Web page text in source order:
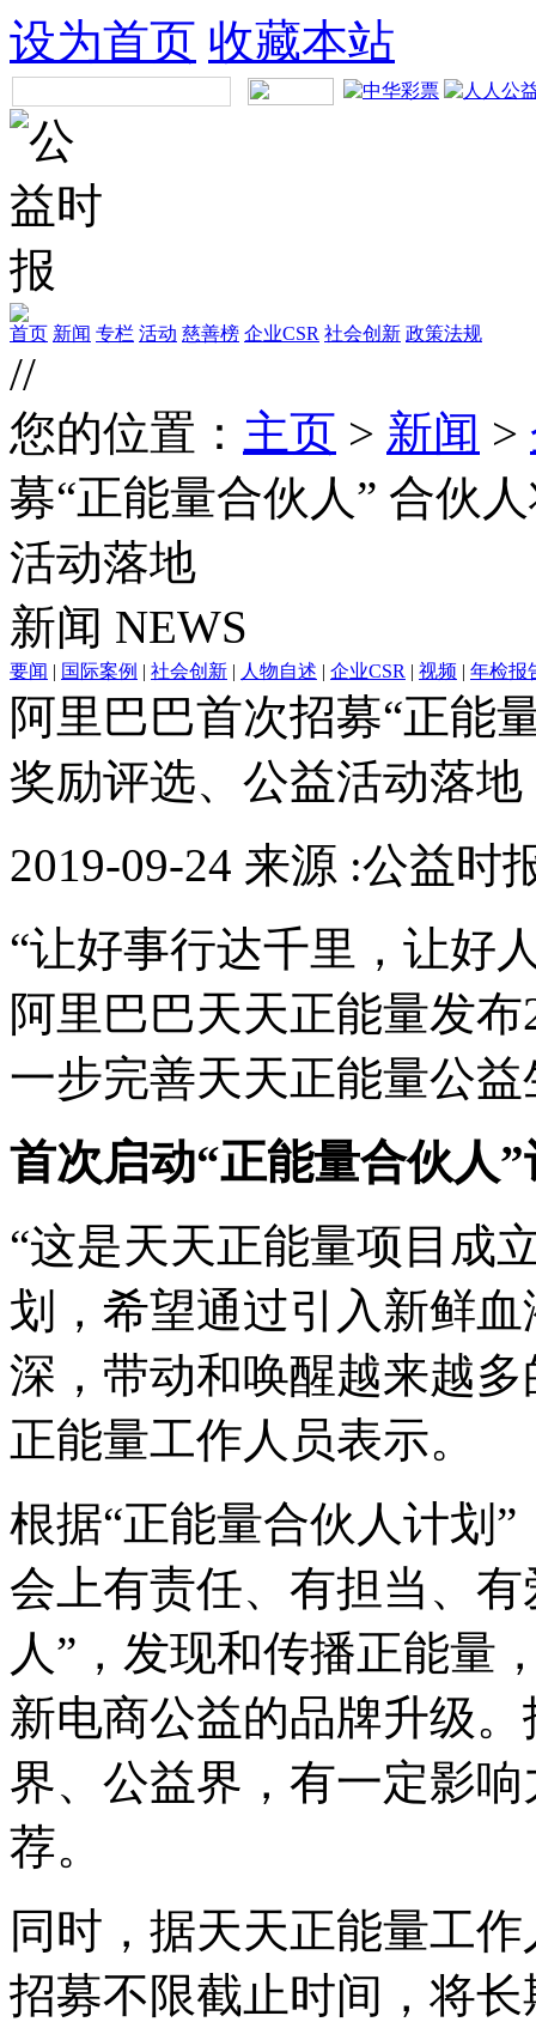
设为首页 收藏本站
首页 新闻 专栏 活动 慈善榜 企业CSR 社会创新 政策法规
//
您的位置： 主页 > 新闻 >
募“正能量合伙人” 合伙
活动落地
新闻 NEWS
要闻 | 国际案例 | 社会创新 | 人物自述 | 企业CSR | 视频 | 年检报
阿里巴巴首次招募“正能
奖励评选、公益活动落地
2019-09-24 来源 :公益时
“让好事行达千里，让好
阿里巴巴天天正能量发
一步完善天天正能量公
首次启动“正能量合伙人
“这是天天正能量项目成
划，希望通过引入新鲜
深，带动和唤醒越来越
正能量工作人员表示。
根据“正能量合伙人计划
会上有责任、有担当、
人”，发现和传播正能量
新电商公益的品牌升级
界、公益界，有一定影
荐。
同时，据天天正能量工
招募不限截止时间，将